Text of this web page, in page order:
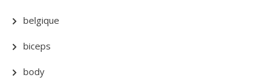
belgique
biceps
body